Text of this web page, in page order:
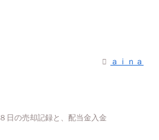
ａｉｎａ
８日の売却記録と、配当金入金